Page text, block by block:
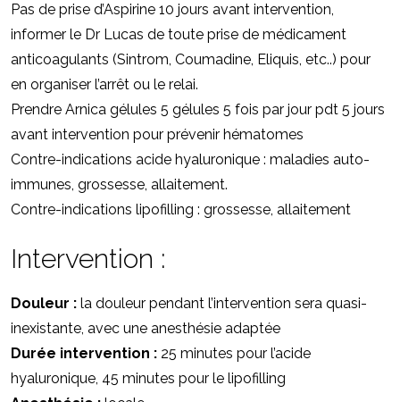
Pas de prise d’Aspirine 10 jours avant intervention,
informer le Dr Lucas de toute prise de médicament
anticoagulants (Sintrom, Coumadine, Eliquis, etc..) pour
en organiser l’arrêt ou le relai.
Prendre Arnica gélules 5 gélules 5 fois par jour pdt 5 jours
avant intervention pour prévenir hématomes
Contre-indications acide hyaluronique : maladies auto-
immunes, grossesse, allaitement.
Contre-indications lipofilling : grossesse, allaitement
Intervention :
Douleur : la douleur pendant l’intervention sera quasi-
inexistante, avec une anesthésie adaptée
Durée intervention : 25 minutes pour l’acide
hyaluronique, 45 minutes pour le lipofilling